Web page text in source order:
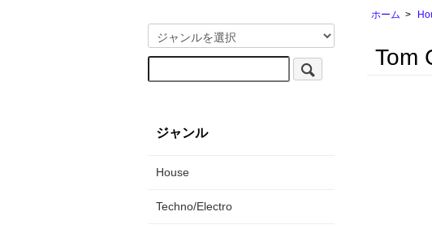
ホーム >
Tom
ジャンル
House
Techno/Electro